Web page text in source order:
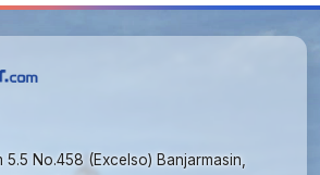
5.5 No.458 (Excelso) Banjarmasin,